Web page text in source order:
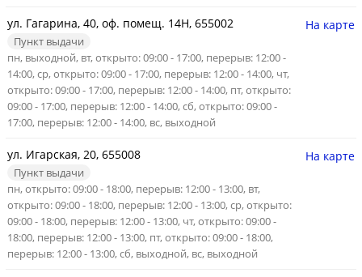
ул. Гагарина, 40, оф. помещ. 14Н, 655002
Пункт выдачи
пн, выходной, вт, открыто: 09:00 - 17:00, перерыв: 12:00 -
14:00, ср, открыто: 09:00 - 17:00, перерыв: 12:00 - 14:00, чт,
открыто: 09:00 - 17:00, перерыв: 12:00 - 14:00, пт, открыто:
09:00 - 17:00, перерыв: 12:00 - 14:00, сб, открыто: 09:00 -
17:00, перерыв: 12:00 - 14:00, вс, выходной
На карте
ул. Игарская, 20, 655008
Пункт выдачи
пн, открыто: 09:00 - 18:00, перерыв: 12:00 - 13:00, вт,
открыто: 09:00 - 18:00, перерыв: 12:00 - 13:00, ср, открыто:
09:00 - 18:00, перерыв: 12:00 - 13:00, чт, открыто: 09:00 -
18:00, перерыв: 12:00 - 13:00, пт, открыто: 09:00 - 18:00,
перерыв: 12:00 - 13:00, сб, выходной, вс, выходной
На карте